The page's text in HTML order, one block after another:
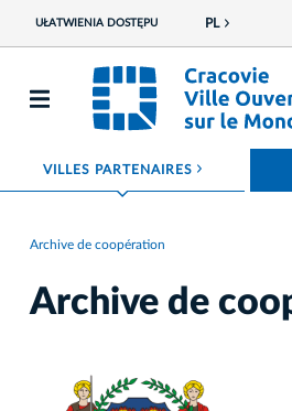
UŁATWIENIA DOSTĘPU PL
VILLES PARTENAIRES ROZWIŃ MENU
Archive de coopération
Archive de